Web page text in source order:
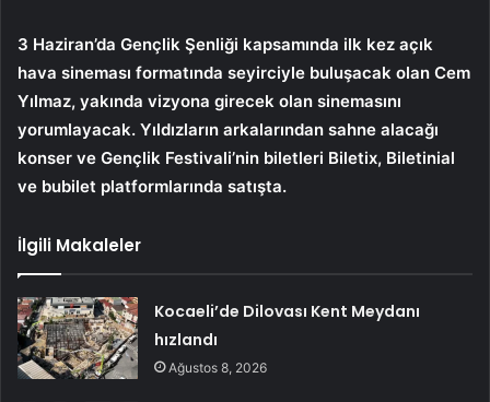
3 Haziran’da Gençlik Şenliği kapsamında ilk kez açık
hava sineması formatında seyirciyle buluşacak olan Cem
Yılmaz, yakında vizyona girecek olan sinemasını
yorumlayacak. Yıldızların arkalarından sahne alacağı
konser ve Gençlik Festivali’nin biletleri Biletix, Biletinial
ve bubilet platformlarında satışta.
İlgili Makaleler
Kocaeli’de Dilovası Kent Meydanı
hızlandı
Ağustos 8, 2026